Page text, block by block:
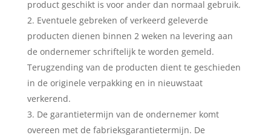
product geschikt is voor ander dan normaal gebruik.
Eventuele gebreken of verkeerd geleverde
producten dienen binnen 2 weken na levering aan
de ondernemer schriftelijk te worden gemeld.
Terugzending van de producten dient te geschieden
in de originele verpakking en in nieuwstaat
verkerend.
De garantietermijn van de ondernemer komt
overeen met de fabrieksgarantietermijn. De